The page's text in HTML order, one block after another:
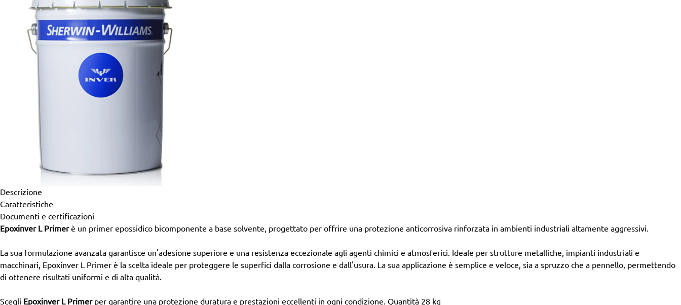
Descrizione
Caratteristiche
Documenti e certificazioni
Epoxinver L Primerè un primer epossidico bicomponente a base solvente, progettato per offrire una protezione anticorrosiva rinforzata in ambienti industriali altamente aggressivi.
La sua formulazione avanzata garantisce un'adesione superiore e una resistenza eccezionale agli agenti chimici e atmosferici. Ideale per strutture metalliche, impianti industriali e
macchinari, Epoxinver L Primer è la scelta ideale per proteggere le superfici dalla corrosione e dall'usura. La sua applicazione è semplice e veloce, sia a spruzzo che a pennello, permettendo
di ottenere risultati uniformi e di alta qualità.
Scegli Epoxinver L Primer per garantire una protezione duratura e prestazioni eccellenti in ogni condizione. Quantità 28 kg